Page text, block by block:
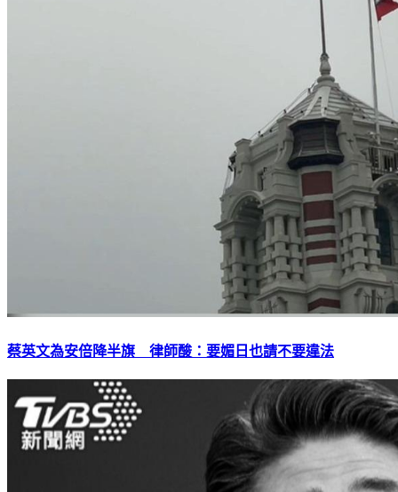
蔡英文為安倍降半旗 律師酸：要媚日也請不要違法